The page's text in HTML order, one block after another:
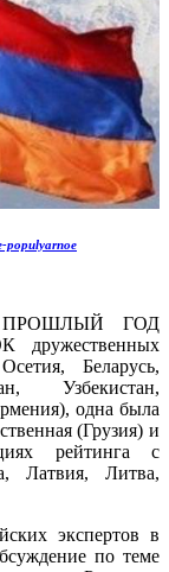
populyarnoe
ГОД
Беларусь,
Узбекистан,
одна была
(Грузия) и
рейтинга с
Латвия, Литва,
экспертов в
по теме